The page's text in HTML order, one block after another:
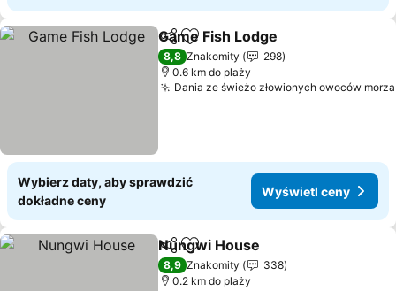
Udostępnij
Dodaj do ulubionych
Game Fish Lodge
8,8 Znakomity
298
0.6 km do plaży
Dania ze świeżo złowionych owoców morza
Wybierz daty, aby sprawdzić
dokładne ceny
Wyświetl ceny
Udostępnij
Dodaj do ulubionych
Nungwi House
8,9 Znakomity
338
0.2 km do plaży